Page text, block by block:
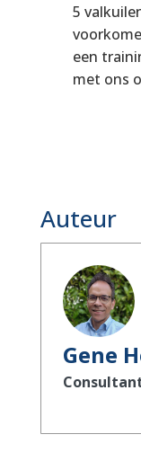
5
een
met ons
Auteur
Gene